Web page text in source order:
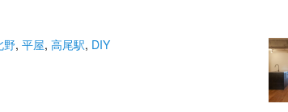
野, 平屋, 高尾駅, DIY